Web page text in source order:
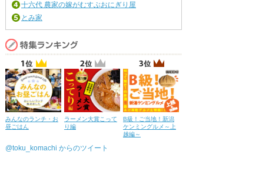
十六代 農家の嫁がむすぶおにぎり屋
とみ家
みんなのランチ・お
昼ごはん
ラーメン大賞こって
り編
B級！ご当地！新潟
ケンミングルメ～上
越編～
@toku_komachi からのツイート